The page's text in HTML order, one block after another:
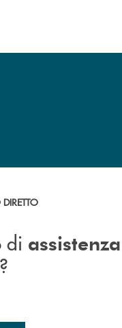
immediata ?
di assistenza
?